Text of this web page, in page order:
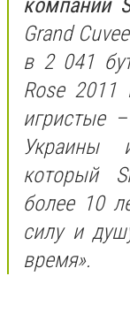
компании
Grand
в 2 041
Rose 2011
игристые
Украины
который
более 10
силу и
время».